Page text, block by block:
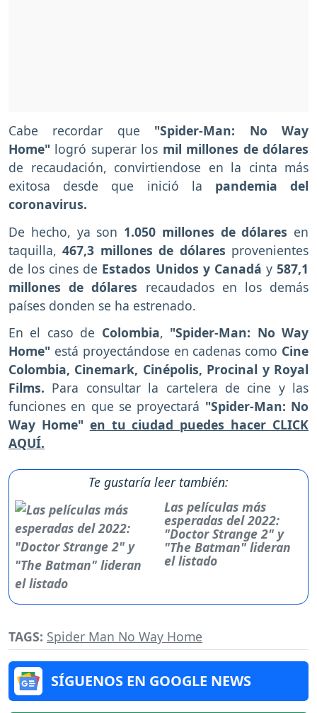
Cabe recordar que "Spider-Man: No Way
Home" logró superar los mil millones de dólares
de recaudación, convirtiendose en la cinta más
exitosa desde que inició la pandemia del
coronavirus.
De hecho, ya son 1.050 millones de dólares en
taquilla,467,3 millones de dólares provenientes
de los cines de Estados Unidos y Canadá y587,1
millones de dólares recaudados en los demás
países donden se ha estrenado.
En el caso de Colombia, "Spider-Man: No Way
Home" está proyectándose en cadenas como Cine
Colombia, Cinemark, Cinépolis, Procinal y Royal
Films. Para consultar la cartelera de cine y las
funciones en que se proyectará "Spider-Man: No
Way Home" en tu ciudad puedes hacer CLICK
AQUÍ.
Te gustaría leer también:
Las películas más
esperadas del 2022:
"Doctor Strange 2" y
"The Batman" lideran
el listado
TAGS: Spider Man No Way Home
SÍGUENOS EN GOOGLE NEWS